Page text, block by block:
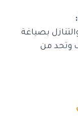
بصياغة
وتحد من